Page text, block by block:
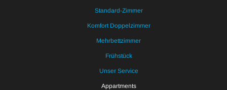
Standard-Zimmer
Komfort Doppelzimmer
Mehrbettzimmer
Frühstück
Unser Service
Appartments